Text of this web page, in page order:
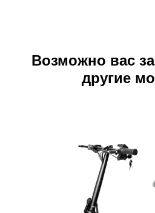
Возможно вас
другие